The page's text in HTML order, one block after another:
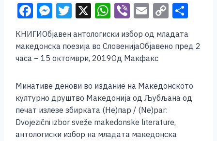
F
a
c
e
o
o
k
M
e
ss
e
g
er
T
tt
er
X W
at
s
p
p
Vi
b
er
E
ai
l
C
p
n
k
ar
e
КНИГИОбјавен антологиски избор од младата
македонска поезија во СловенијаОбјавено пред 2
часа – 15 октомври, 2019Од Макфакс
Минативе денови во издание на Македонското
културно друштво Македонија од Љубљана од
печат излезе збирката (Не)пар / (Ne)par:
Dvojezični izbor sveže makedonske literature,
антологиски избор на младата македонска